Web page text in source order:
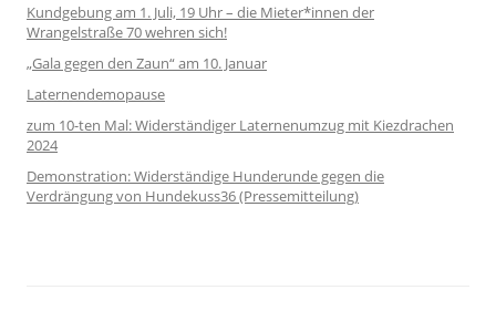
Kundgebung am 1. Juli, 19 Uhr – die Mieter*innen der
Wrangelstraße 70 wehren sich!
„Gala gegen den Zaun“ am 10. Januar
Laternendemopause
zum 10-ten Mal: Widerständiger Laternenumzug mit Kiezdrachen
2024
Demonstration: Widerständige Hunderunde gegen die
Verdrängung von Hundekuss36 (Pressemitteilung)